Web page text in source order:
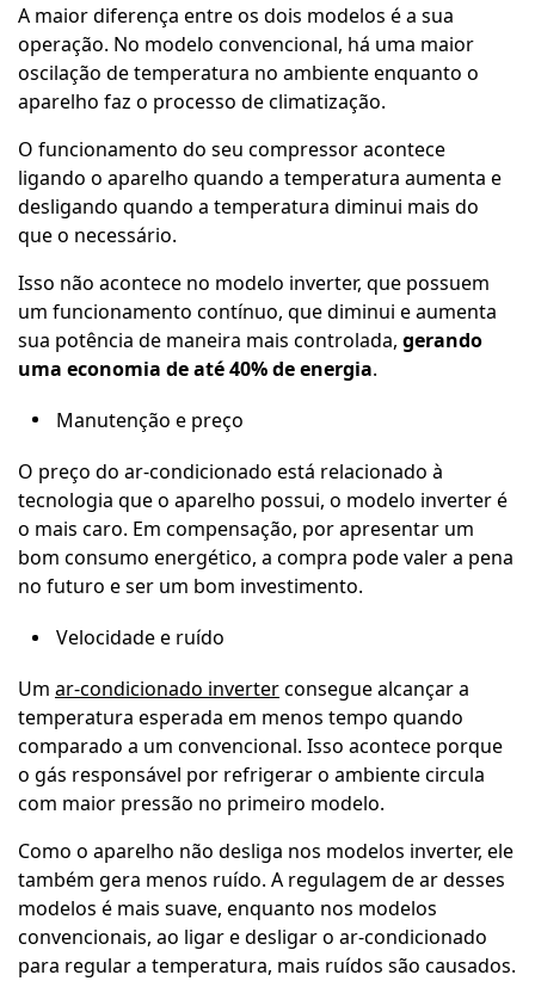
A maior diferença entre os dois modelos é a sua
operação. No modelo convencional, há uma maior
oscilação de temperatura no ambiente enquanto o
aparelho faz o processo de climatização.
O funcionamento do seu compressor acontece
ligando o aparelho quando a temperatura aumenta e
desligando quando a temperatura diminui mais do
que o necessário.
Isso não acontece no modelo inverter, que possuem
um funcionamento contínuo, que diminui e aumenta
sua potência de maneira mais controlada, gerando
uma economia de até 40% de energia.
Manutenção e preço
O preço do ar-condicionado está relacionado à
tecnologia que o aparelho possui, o modelo inverter é
o mais caro. Em compensação, por apresentar um
bom consumo energético, a compra pode valer a pena
no futuro e ser um bom investimento.
Velocidade e ruído
Um ar-condicionado inverterconsegue alcançar a
temperatura esperada em menos tempo quando
comparado a um convencional. Isso acontece porque
o gás responsável por refrigerar o ambiente circula
com maior pressão no primeiro modelo.
Como o aparelho não desliga nos modelos inverter, ele
também gera menos ruído. A regulagem de ar desses
modelos é mais suave, enquanto nos modelos
convencionais, ao ligar e desligar o ar-condicionado
para regular a temperatura, mais ruídos são causados.